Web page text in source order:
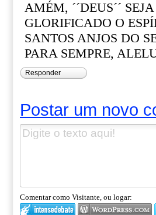
AMÉM, ´´DEUS´´
GLORIFICADO O
SANTOS ANJOS DO
PARA SEMPRE,
Responder
Postar um novo
Comentar como Visitante, ou logar: